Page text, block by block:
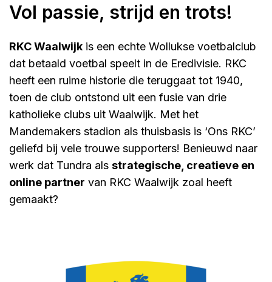
Vol passie, strijd en trots!
RKC Waalwijk is een echte Wollukse voetbalclub
dat betaald voetbal speelt in de Eredivisie. RKC
heeft een ruime historie die teruggaat tot 1940,
toen de club ontstond uit een fusie van drie
katholieke clubs uit Waalwijk. Met het
Mandemakers stadion als thuisbasis is ‘Ons RKC’
geliefd bij vele trouwe supporters! Benieuwd naar
werk dat Tundra als strategische, creatieve en
online partner van RKC Waalwijk zoal heeft
gemaakt?